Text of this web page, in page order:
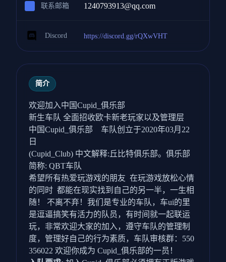
联系邮箱 1240793913@qq.com
Discord https://discord.gg/rQXwVHT
简介
欢迎加入中国Cupid_俱乐部
新生车队 全面招收欧卡新老玩家以及管理层
中国Cupid_俱乐部 车队创立于2020年03月22
日
(Cupid_Club) 中文解释:丘比特俱乐部。俱乐部
简称: QBT车队
希望所有热爱玩游戏的朋友 在玩游戏放松心情
的同时 都能在现实找到自己的另一半，一生相
随！ 不离不弃！我们是专业的车队，车ui的里
是逗逼搞笑有活力的队员，有时间就一起联运
玩，非常欢迎大家的加入，遵守车队的管理制
度，管理好自己的行为素质，车队审核群：550
356022 欢迎你成为 Cupid_俱乐部的一员！